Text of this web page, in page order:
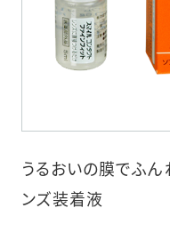
うるおいの膜でふん
ンズ装着液